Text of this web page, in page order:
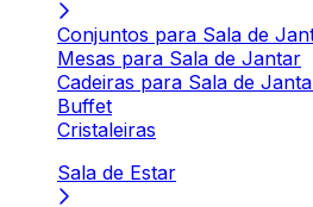
Conjuntos para Sala de
Mesas para Sala de Jantar
Cadeiras para Sala de
Buffet
Cristaleiras
Sala de Estar